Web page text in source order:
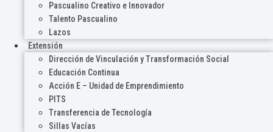
Pascualino Creativo e Innovador
Talento Pascualino
Lazos
Extensión
Dirección de Vinculación y Transformación Social
Educación Continua
Acción E – Unidad de Emprendimiento
PITS
Transferencia de Tecnología
Sillas Vacías